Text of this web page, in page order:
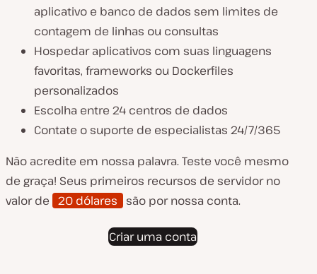
aplicativo e banco de dados sem limites de
contagem de linhas ou consultas
Hospedar aplicativos com suas linguagens
favoritas, frameworks ou Dockerfiles
personalizados
Escolha entre 24 centros de dados
Contate o suporte de especialistas 24/7/365
Não acredite em nossa palavra. Teste você mesmo
de graça! Seus primeiros recursos de servidor no
valor de 20 dólares são por nossa conta.
Criar uma conta